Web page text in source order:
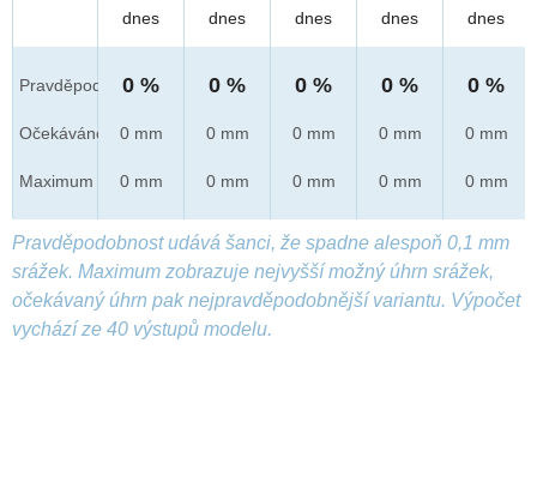
Pravděpod.
Očekáváno
Maximum
dnes
0 %
0 mm
0 mm
dnes
0 %
0 mm
0 mm
dnes
0 %
0 mm
0 mm
dnes
0 %
0 mm
0 mm
dnes
0 %
0 mm
0 mm
Pravděpodobnost udává šanci, že spadne alespoň 0,1 mm
srážek. Maximum zobrazuje nejvyšší možný úhrn srážek,
očekávaný úhrn pak nejpravděpodobnější variantu. Výpočet
vychází ze 40 výstupů modelu.